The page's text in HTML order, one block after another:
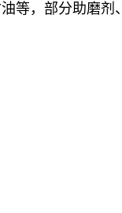
等，部分助磨剂、